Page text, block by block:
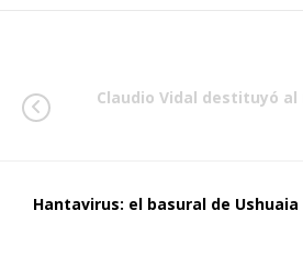
Claudio Vidal destituyó
Hantavirus: el basural de